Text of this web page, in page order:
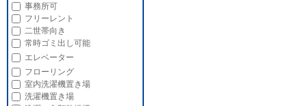
事務所可
フリーレント
二世帯向き
常時ゴミ出し可能
エレベーター
フローリング
室内洗濯機置き場
洗濯機置き場